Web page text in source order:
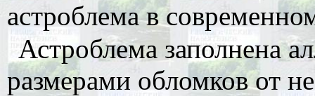
астроблема в
Астроблема заполнена
размерами обломков от